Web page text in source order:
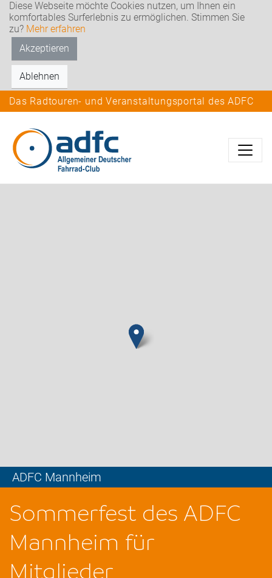
Diese Webseite möchte Cookies nutzen, um Ihnen ein
komfortables Surferlebnis zu ermöglichen. Stimmen Sie
zu? Mehr erfahren
Akzeptieren
Ablehnen
Das Radtouren- und Veranstaltungsportal des ADFC
ADFC Mannheim
Sommerfest des ADFC
Mannheim für
Mitglieder